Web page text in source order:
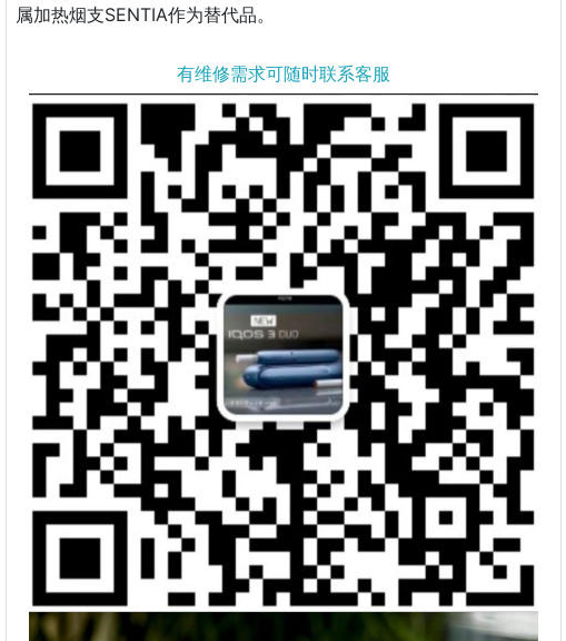
属加热烟支SENTIA作为替代品。
有维修需求可随时联系客服